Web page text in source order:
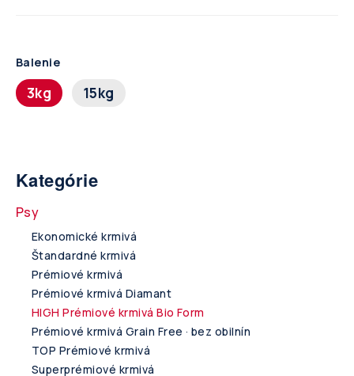
Balenie
3kg 15kg
Kategórie
Psy
Ekonomické krmivá
Štandardné krmivá
Prémiové krmivá
Prémiové krmivá Diamant
HIGH Prémiové krmivá Bio Form
Prémiové krmivá Grain Free · bez obilnín
TOP Prémiové krmivá
Superprémiové krmivá